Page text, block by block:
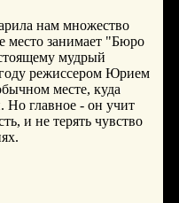
нам множество
место занимает "Бюро
мудрый
режиссером Юрием
месте, куда
Но главное - он учит
и не терять чувство